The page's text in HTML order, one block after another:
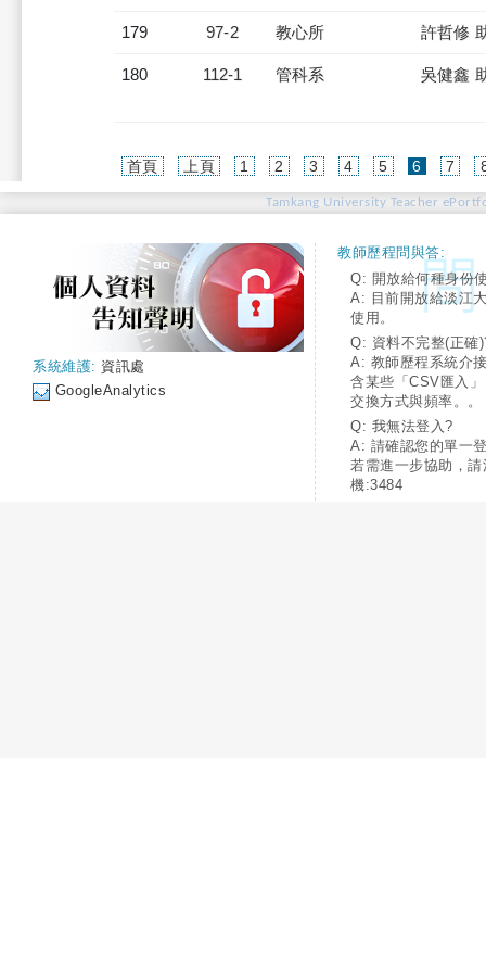
179 97-2 教心所 許哲修
180 112-1 管科系 吳健鑫
首頁 上頁 1 2 3 4 5 6(current)
7
Tamkang University Teacher
系統維護: 資訊處
GoogleAnalytics
教師歷程問與答:
Q: 開放給何種身份
A: 目前開放給淡江
使用。
Q: 資料不完整(正確
A: 教師歷程系統介
含某些「CSV匯入
交換方式與頻率。。
Q: 我無法登入?
A: 請確認您的單一
若需進一步協助，
機:3484